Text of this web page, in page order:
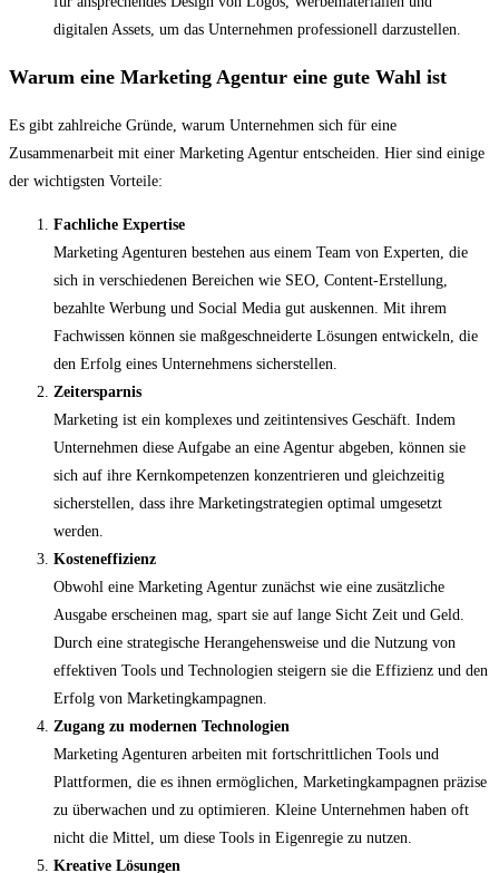
digitalen Assets, um das Unternehmen professionell darzustellen.
Warum eine Marketing Agentur eine gute Wahl ist
Es gibt zahlreiche Gründe, warum Unternehmen sich für eine
Zusammenarbeit mit einer Marketing Agentur entscheiden. Hier sind einige
der wichtigsten Vorteile:
Fachliche Expertise
Marketing Agenturen bestehen aus einem Team von Experten, die
sich in verschiedenen Bereichen wie SEO, Content-Erstellung,
bezahlte Werbung und Social Media gut auskennen. Mit ihrem
Fachwissen können sie maßgeschneiderte Lösungen entwickeln, die
den Erfolg eines Unternehmens sicherstellen.
Zeitersparnis
Marketing ist ein komplexes und zeitintensives Geschäft. Indem
Unternehmen diese Aufgabe an eine Agentur abgeben, können sie
sich auf ihre Kernkompetenzen konzentrieren und gleichzeitig
sicherstellen, dass ihre Marketingstrategien optimal umgesetzt
werden.
Kosteneffizienz
Obwohl eine Marketing Agentur zunächst wie eine zusätzliche
Ausgabe erscheinen mag, spart sie auf lange Sicht Zeit und Geld.
Durch eine strategische Herangehensweise und die Nutzung von
effektiven Tools und Technologien steigern sie die Effizienz und den
Erfolg von Marketingkampagnen.
Zugang zu modernen Technologien
Marketing Agenturen arbeiten mit fortschrittlichen Tools und
Plattformen, die es ihnen ermöglichen, Marketingkampagnen präzise
zu überwachen und zu optimieren. Kleine Unternehmen haben oft
nicht die Mittel, um diese Tools in Eigenregie zu nutzen.
Kreative Lösungen